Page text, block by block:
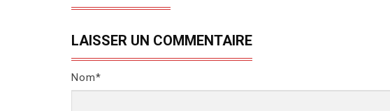
LAISSER UN COMMENTAIRE
Nom*